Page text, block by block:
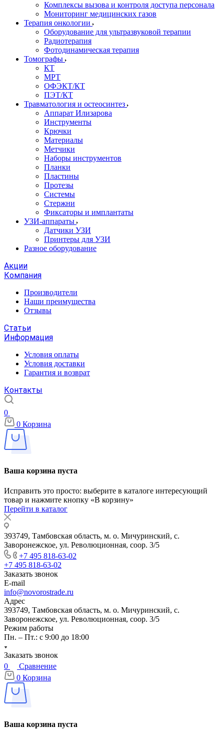
Комплексы вызова и контроля доступа персонала
Мониторинг медицинских газов
Терапия онкологии
Оборудование для ультразвуковой терапии
Радиотерапия
Фотодинамическая терапия
Томографы
КТ
МРТ
ОФЭКТ/КТ
ПЭТ/КТ
Травматология и остеосинтез
Аппарат Илизарова
Инструменты
Крючки
Материалы
Метчики
Наборы инструментов
Планки
Пластины
Протезы
Системы
Стержни
Фиксаторы и имплантаты
УЗИ-аппараты
Датчики УЗИ
Принтеры для УЗИ
Разное оборудование
Акции
Компания
Производители
Наши преимущества
Отзывы
Статьи
Информация
Условия оплаты
Условия доставки
Гарантия и возврат
Контакты
0
0 Корзина
Ваша корзина пуста
Исправить это просто: выберите в каталоге интересующий
товар и нажмите кнопку «В корзину»
Перейти в каталог
393749, Тамбовская область, м. о. Мичуринский, с.
Заворонежское, ул. Революционная, соор. 3/5
+7 495 818-63-02
+7 495 818-63-02
Заказать звонок
E-mail
info@novorostrade.ru
Адрес
393749, Тамбовская область, м. о. Мичуринский, с.
Заворонежское, ул. Революционная, соор. 3/5
Режим работы
Пн. – Пт.: с 9:00 до 18:00
Заказать звонок
0
Сравнение
0 Корзина
Ваша корзина пуста